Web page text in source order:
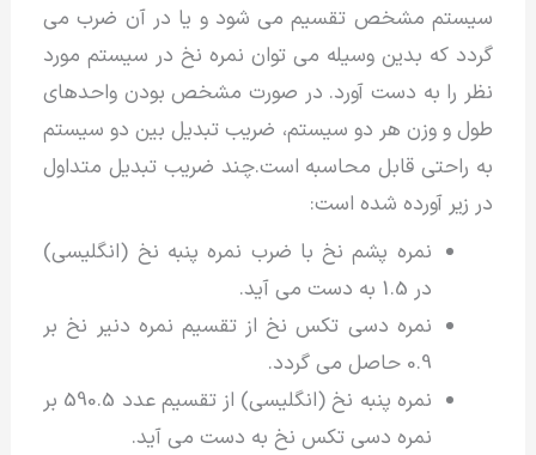
سیستم مشخص تقسیم می شود و یا در آن ضرب می
گردد که بدین وسیله می توان نمره نخ در سیستم مورد
نظر را به دست آورد. در صورت مشخص بودن واحدهای
طول و وزن هر دو سیستم، ضریب تبدیل بین دو سیستم
به راحتی قابل محاسبه است.چند ضریب تبدیل متداول
در زیر آورده شده است:
نمره پشم نخ با ضرب نمره پنبه نخ (انگلیسی)
در 1.5 به دست می آید.
نمره دسی تکس نخ از تقسیم نمره دنیر نخ بر
0.9 حاصل می گردد.
نمره پنبه نخ (انگلیسی) از تقسیم عدد 590.5 بر
نمره دسی تکس نخ به دست می آید.